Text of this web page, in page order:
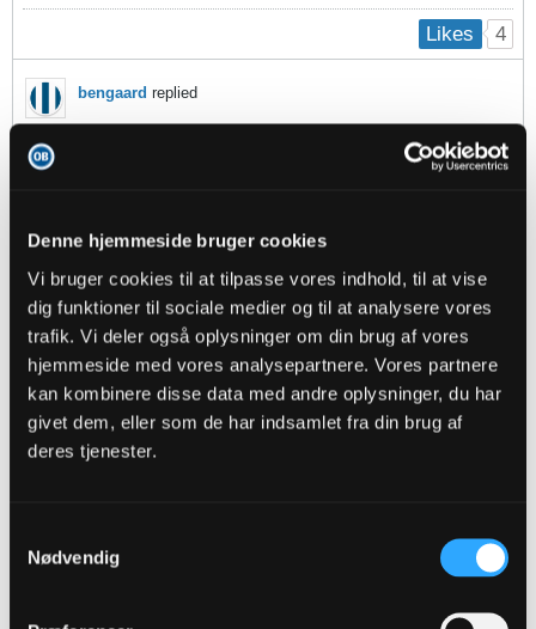
Denne hjemmeside bruger cookies
Vi bruger cookies til at tilpasse vores indhold, til at vise
dig funktioner til sociale medier og til at analysere vores
trafik. Vi deler også oplysninger om din brug af vores
hjemmeside med vores analysepartnere. Vores partnere
kan kombinere disse data med andre oplysninger, du har
givet dem, eller som de har indsamlet fra din brug af
deres tjenester.
Nødvendig
Likes 4
bengaard replied
Jeg forstår ikke, hvorfor vi kan spille elendigt det ene øjeblik for så at
Likes
WTF2022replied
10-09-2022, 21:49
Oprindeligt indsendt af
Jeg er heller ikke Alm fan, men jeg tror på Bjørn har styr på
det. Bjørn har før fyret ham, så er helt tryg ved at der kan